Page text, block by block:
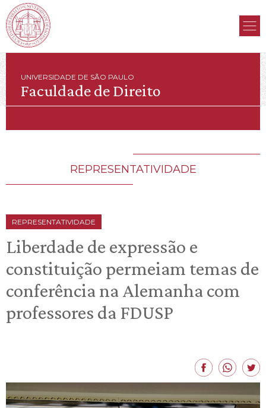
UNIVERSIDADE DE SÃO PAULO
Faculdade de Direito
REPRESENTATIVIDADE
REPRESENTATIVIDADE
Liberdade de expressão e
constituição permeiam temas de
conferência na Alemanha com
professores da FDUSP